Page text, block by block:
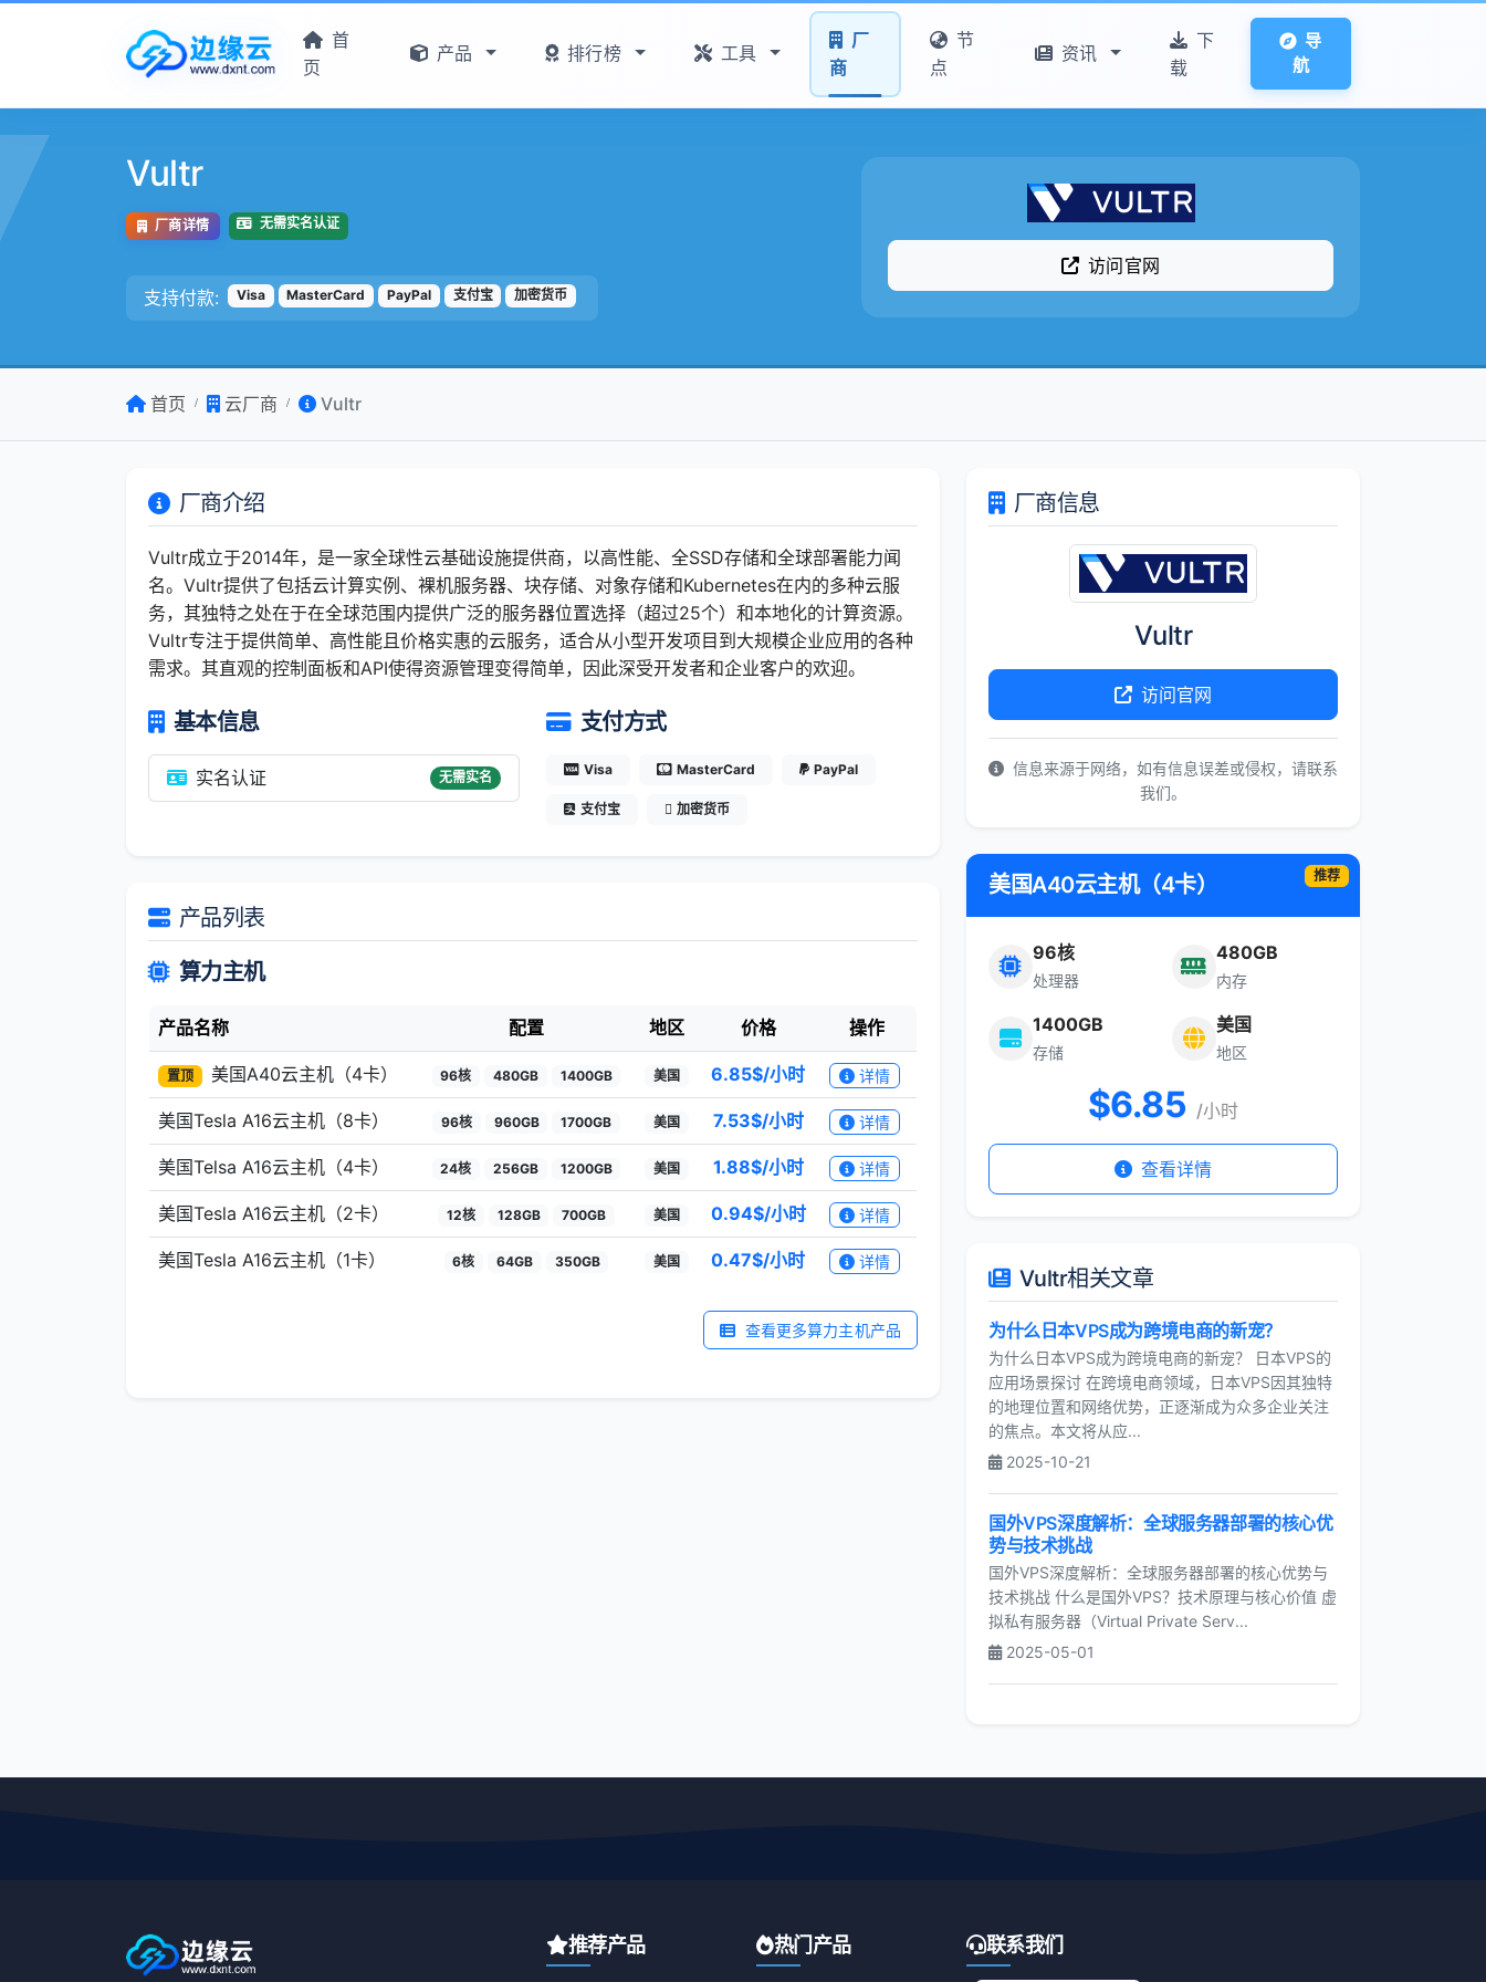
首
页
产品 排行榜 工具
厂
商
节
点
资讯
下
载
导
航
Vultr
厂商详情 无需实名认证
支持付款: Visa MasterCard PayPal 支付宝 加密货币
访问官网
首页 云厂商 Vultr
厂商介绍
Vultr成立于2014年，是一家全球性云基础设施提供商，以高性能、全SSD存储和全球部署能力闻
名。Vultr提供了包括云计算实例、裸机服务器、块存储、对象存储和Kubernetes在内的多种云服
务，其独特之处在于在全球范围内提供广泛的服务器位置选择（超过25个）和本地化的计算资源。
Vultr专注于提供简单、高性能且价格实惠的云服务，适合从小型开发项目到大规模企业应用的各种
需求。其直观的控制面板和API使得资源管理变得简单，因此深受开发者和企业客户的欢迎。
基本信息
实名认证 无需实名
支付方式
Visa MasterCard PayPal
支付宝 加密货币
产品列表
算力主机
产品名称 配置 地区 价格 操作
置顶 美国A40云主机（4卡） 96核 480GB 1400GB 美国 6.85$/小时 详情
美国Tesla A16云主机（8卡） 96核 960GB 1700GB 美国 7.53$/小时 详情
美国Telsa A16云主机（4卡） 24核 256GB 1200GB 美国 1.88$/小时 详情
美国Tesla A16云主机（2卡） 12核 128GB 700GB 美国 0.94$/小时 详情
美国Tesla A16云主机（1卡） 6核 64GB 350GB 美国 0.47$/小时 详情
查看更多算力主机产品
厂商信息
Vultr
访问官网
信息来源于网络，如有信息误差或侵权，请联系
我们。
推荐
美国A40云主机（4卡）
96核
处理器
480GB
内存
1400GB
存储
美国
地区
$6.85 /小时
查看详情
Vultr相关文章
为什么日本VPS成为跨境电商的新宠？
为什么日本VPS成为跨境电商的新宠？ 日本VPS的
应用场景探讨 在跨境电商领域，日本VPS因其独特
的地理位置和网络优势，正逐渐成为众多企业关注
的焦点。本文将从应...
2025-10-21
国外VPS深度解析：全球服务器部署的核心优
势与技术挑战
国外VPS深度解析：全球服务器部署的核心优势与
技术挑战 什么是国外VPS？技术原理与核心价值 虚
拟私有服务器（Virtual Private Serv...
2025-05-01
推荐产品 热门产品 联系我们